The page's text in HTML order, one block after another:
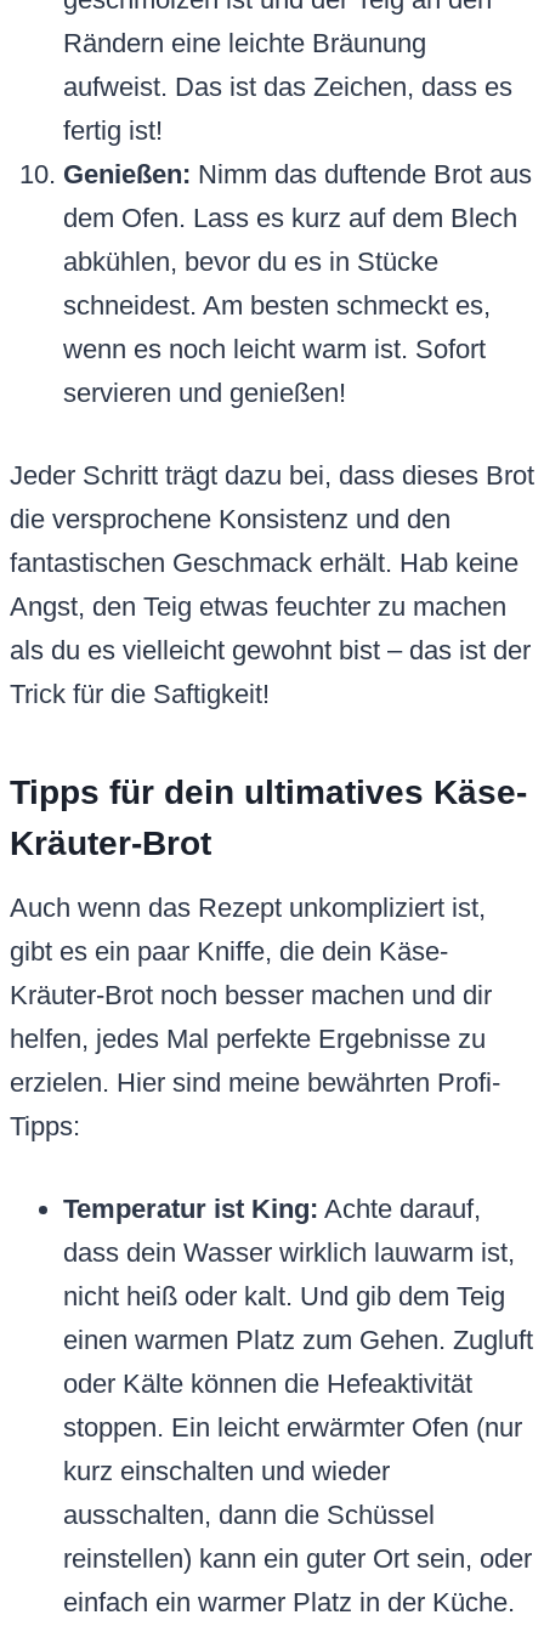
Rändern eine leichte Bräunung
aufweist. Das ist das Zeichen, dass es
fertig ist!
Genießen: Nimm das duftende Brot aus
dem Ofen. Lass es kurz auf dem Blech
abkühlen, bevor du es in Stücke
schneidest. Am besten schmeckt es,
wenn es noch leicht warm ist. Sofort
servieren und genießen!
Jeder Schritt trägt dazu bei, dass dieses Brot
die versprochene Konsistenz und den
fantastischen Geschmack erhält. Hab keine
Angst, den Teig etwas feuchter zu machen
als du es vielleicht gewohnt bist – das ist der
Trick für die Saftigkeit!
Tipps für dein ultimatives Käse-
Kräuter-Brot
Auch wenn das Rezept unkompliziert ist,
gibt es ein paar Kniffe, die dein Käse-
Kräuter-Brot noch besser machen und dir
helfen, jedes Mal perfekte Ergebnisse zu
erzielen. Hier sind meine bewährten Profi-
Tipps:
Temperatur ist King: Achte darauf,
dass dein Wasser wirklich lauwarm ist,
nicht heiß oder kalt. Und gib dem Teig
einen warmen Platz zum Gehen. Zugluft
oder Kälte können die Hefeaktivität
stoppen. Ein leicht erwärmter Ofen (nur
kurz einschalten und wieder
ausschalten, dann die Schüssel
reinstellen) kann ein guter Ort sein, oder
einfach ein warmer Platz in der Küche.